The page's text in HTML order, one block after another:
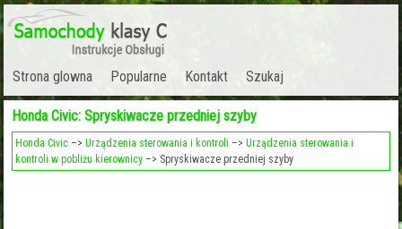
Strona glowna Popularne Kontakt Szukaj
Honda Civic: Spryskiwacze przedniej szyby
Honda Civic –>Urządzenia sterowania i kontroli –>Urządzenia sterowania i
kontroli w pobliżu kierownicy –> Spryskiwacze przedniej szyby